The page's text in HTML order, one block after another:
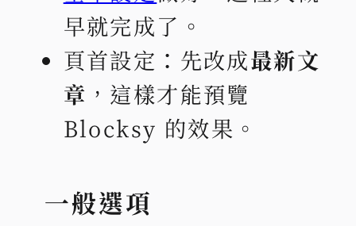
早就完成了。
頁首設定：先改成最新文
章 ，這樣才能預覽
Blocksy 的效果。
一般選項